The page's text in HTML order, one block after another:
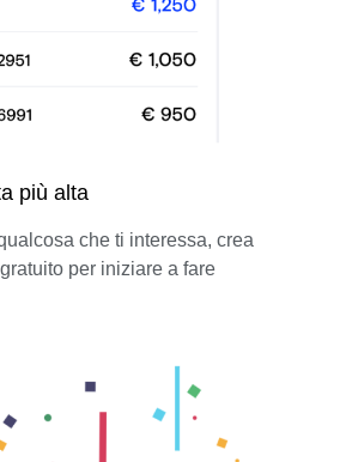
più alta
che ti interessa, crea
per iniziare a fare